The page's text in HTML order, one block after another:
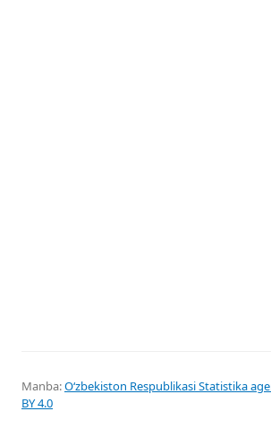
Manba:Oʻzbekiston Respublikasi Statistika
BY 4.0